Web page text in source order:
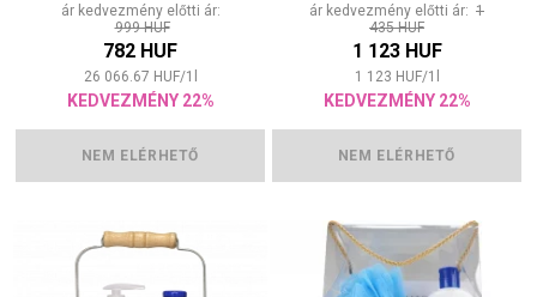
ár kedvezmény előtti ár:
999 HUF
782 HUF
26 066.67 HUF/1
KEDVEZMÉNY 22%
NEM ELÉRHETŐ
ár kedvezmény előtti ár: 1
435 HUF
1 123 HUF
1 123 HUF/1
KEDVEZMÉNY 22%
NEM ELÉRHETŐ